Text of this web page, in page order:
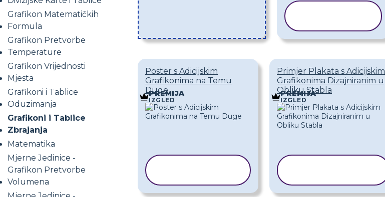
Grafikon Matematičkih
Formula
Grafikon Pretvorbe
Temperature
Grafikon Vrijednosti
Mjesta
Grafikoni i Tablice
Oduzimanja
Grafikoni i Tablice
Zbrajanja
Matematika
Mjerne Jedinice -
Grafikon Pretvorbe
Volumena
Poster s Adicijskim
Grafikonima na Temu
Duge
PREMIJA
IZGLED
Primjer Plakata s Adicijskim
Grafikonima Dizajniranim u
Obliku Stabla
PREMIJA
IZGLED